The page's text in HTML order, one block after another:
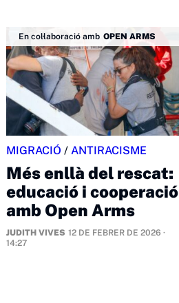
En col·laboració amb OPEN ARMS
MIGRACIÓ / ANTIRACISME
Més enllà del rescat:
educació i cooperació
amb Open Arms
JUDITH VIVES 12 DE FEBRER DE 2026 ·
14:27